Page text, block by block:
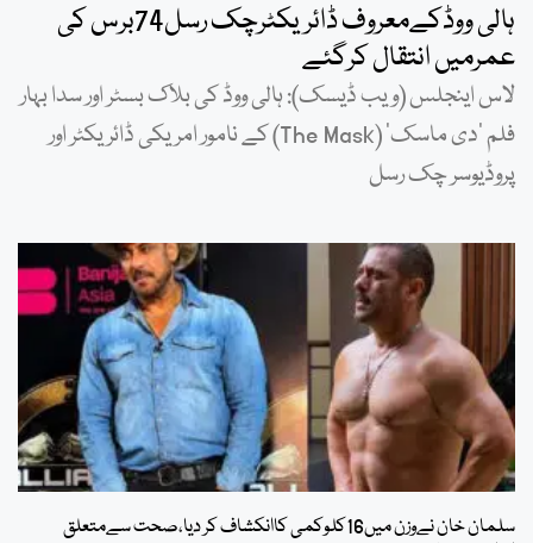
ہالی ووڈکےمعروف ڈائریکٹرچک رسل74برس کی
عمرمیں انتقال کرگئے
لاس اینجلس (ویب ڈیسک): ہالی ووڈ کی بلاک بسٹر اور سدا بہار
فلم ’دی ماسک‘ (The Mask) کے نامور امریکی ڈائریکٹر اور
پروڈیوسر چک رسل
سلمان خان نےوزن میں16کلوکمی کاانکشاف کر دیا،صحت سےمتعلق